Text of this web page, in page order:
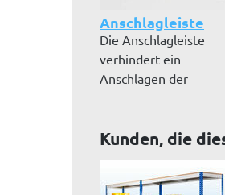
Anschlagleiste
Die Anschlagleiste
verhindert ein
Anschlagen der
Kunden, die